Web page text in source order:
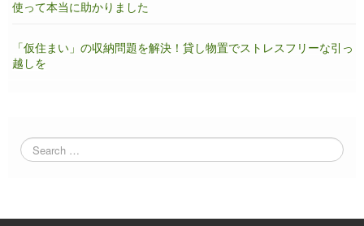
使って本当に助かりました
「仮住まい」の収納問題を解決！貸し物置でストレスフリーな引っ
越しを